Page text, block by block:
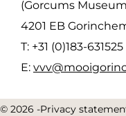
(Gorcums
4201 EB
T: +31 (0)183-631525
E:
© 2026 -Privacy